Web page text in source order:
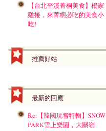
【台北平溪菁桐美食】楊家
雞捲，來菁桐必吃的美食小
吃!
推薦好站
最新的回應
Re:【韓國玩雪特輯】SNOW
PARK雪上樂園，大關嶺